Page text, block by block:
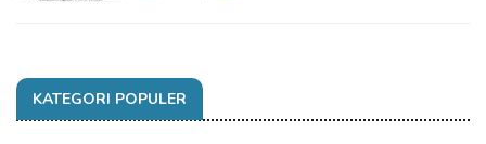
KATEGORI POPULER